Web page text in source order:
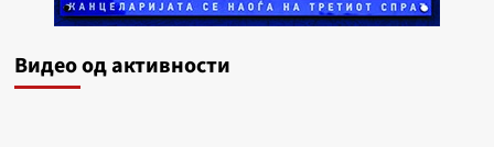
Видеo од активности